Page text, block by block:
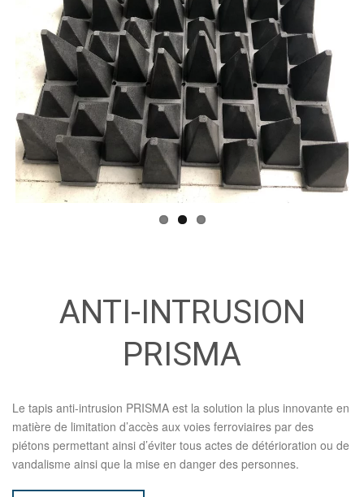
Previo
ANTI-INTRUSION
PRISMA
Le tapis anti-intrusion PRISMA est la solution la plus innovante en
matière de limitation d’accès aux voies ferroviaires par des
piétons permettant ainsi d’éviter tous actes de détérioration ou de
vandalisme ainsi que la mise en danger des personnes.